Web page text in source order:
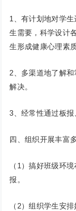
1、有计划地对学
生需要，科学设计
生形成健康心理素质
2、多渠道地了解
解决。
3、经常性通过板报
四、组织开展丰富
（1）搞好班级环
报。
（2）组织学生安